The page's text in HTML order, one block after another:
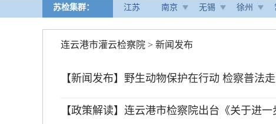
苏检集群： 江苏 南京 无锡 徐州
连云港市灌云检察院 > 新闻发布
【新闻发布】野生动物保护在行动 检察普法
【政策解读】连云港市检察院出台《关于进